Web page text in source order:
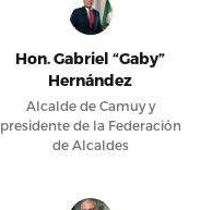
Hon. Gabriel “Gaby”
Hernández
Alcalde de Camuy y
presidente de la Federación
de Alcaldes